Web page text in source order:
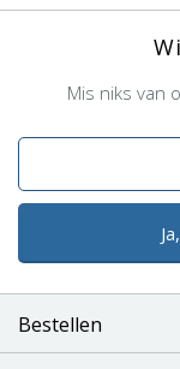
Mis niks van
Bestellen